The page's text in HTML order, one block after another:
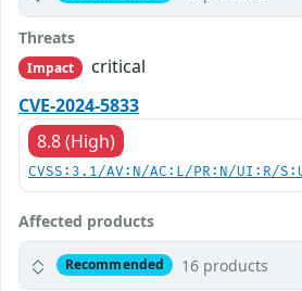
Threats
Impact
critical
CVE-2024-5833
8.8 (High)
CVSS:3.1/AV:N/AC:L/PR:N/UI:R/
Affected products
Recommended 16 products